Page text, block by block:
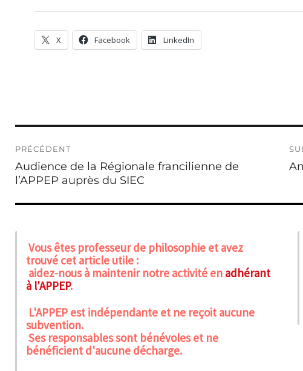
X Facebook LinkedIn
de
l’article
PRÉCÉDENT
Publication
précédente :
Audience de la Régionale francilienne de
l’APPEP auprès du SIEC
Vous êtes professeur de philosophie et avez
trouvé cet article utile :
aidez-nous à maintenir notre activité en adhérant
à l'APPEP.
L'APPEP est indépendante et ne reçoit aucune
subvention.
Ses responsables sont bénévoles et ne
bénéficient d'aucune décharge.